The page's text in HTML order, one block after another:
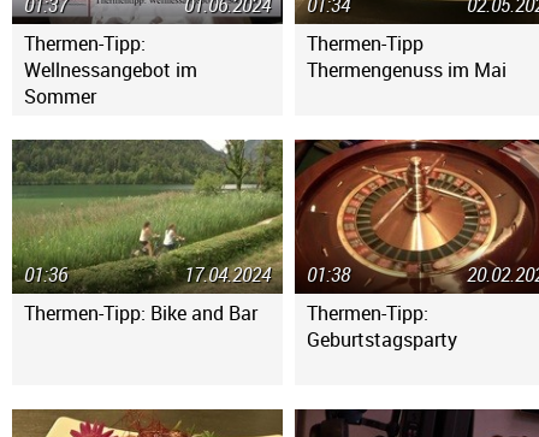
Thermen-Tipp:
Wellnessangebot im
Sommer
Thermen-Tipp
Thermengenuss im Mai
Thermen-Tipp: Bike and Bar
17.04.2024
01:36
Thermen-Tipp:
Geburtstagsparty
01:38